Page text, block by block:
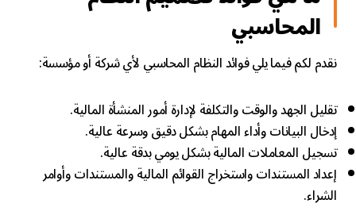
المحاسبي
نقدم لكم فيما يلي فوائد النظام المحاسبي لأي شركة أو مؤسسة:
تقليل الجهد والوقت والتكلفة لإدارة أمور المنشأة المالية.
إدخال البيانات وأداء المهام بشكل دقيق وسرعة عالية.
تسجيل المعاملات المالية بشكل يومي بدقة عالية.
إعداد المستندات واستخراج القوائم المالية والمستندات وأوامر
الشراء.